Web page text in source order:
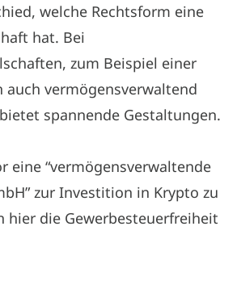
welche Rechtsform eine
hat. Bei
zum Beispiel einer
auch vermögensverwaltend
spannende Gestaltungen.
eine “vermögensverwaltende
zur Investition in Krypto zu
hier die Gewerbesteuerfreiheit